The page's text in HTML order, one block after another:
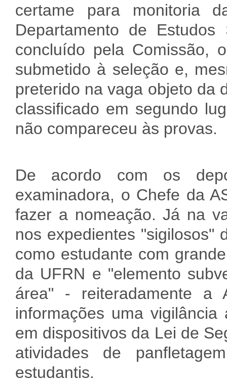
certame para monitoria
Departamento de
concluído pela Comissão,
submetido à seleção e,
preterido na vaga objeto da
classificado em segundo
não compareceu às
De acordo com os
examinadora, o Chefe da
fazer a nomeação. Já na
nos expedientes "sigilosos"
como estudante com
da UFRN e "elemento
área" - reiteradamente a
informações uma
em dispositivos da Lei de
atividades de
estudantis.